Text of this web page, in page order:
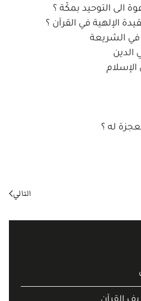
الى التوحيد بمكّة ؟
الإلهية في القرآن ؟
الشريعة
الدين
الإسلام
له ؟
التالي